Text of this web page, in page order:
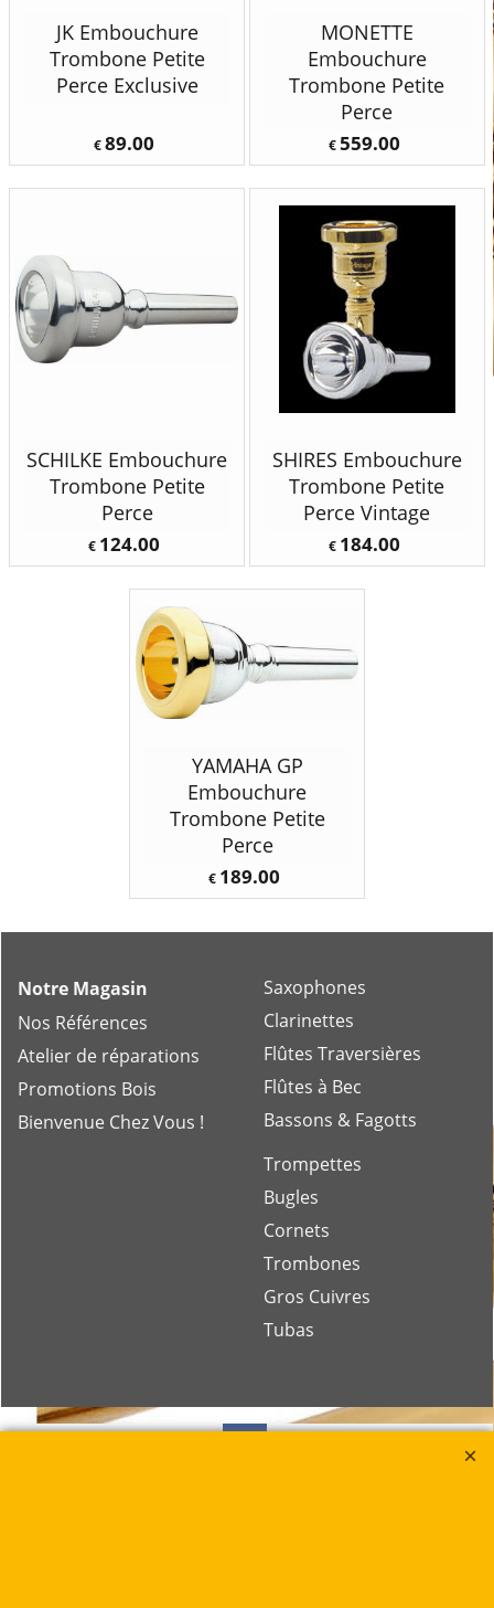
JK Embouchure
Trombone Petite
Perce Exclusive
€89.00
MONETTE
Embouchure
Trombone Petite
Perce
€559.00
SCHILKE Embouchure
Trombone Petite
Perce
€ 124.00
SHIRES Embouchure
Trombone Petite
Perce Vintage
€ 184.00
YAMAHA GP
Embouchure
Trombone Petite
Perce
€ 189.00
Notre Magasin
Nos Références
Atelier de réparations
Promotions Bois
Bienvenue Chez Vous !
Saxophones
Clarinettes
Flûtes Traversières
Flûtes à Bec
Bassons & Fagotts
Trompettes
Bugles
Cornets
Trombones
Gros Cuivres
Tubas